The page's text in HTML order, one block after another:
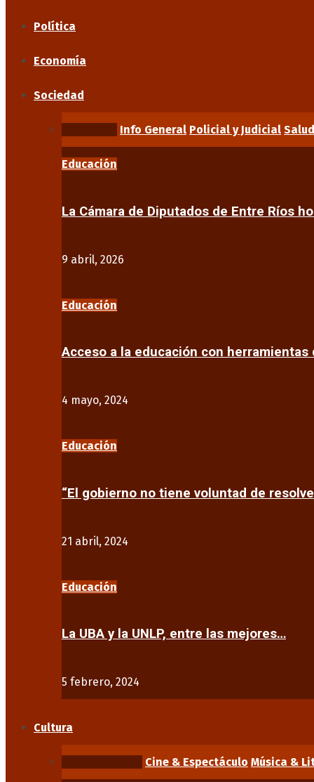
Política
Economía
Sociedad
Info General Policial y Judicial Salud
Educación
La Cámara de Diputados de Entre Ríos
9 abril, 2026
Educación
Acceso a la educación con
4 mayo, 2024
Educación
“El gobierno no tiene voluntad de
21 abril, 2024
Educación
La UBA y la UNLP, entre las mejores…
5 febrero, 2024
Cultura
Cine & Espectáculo Música &